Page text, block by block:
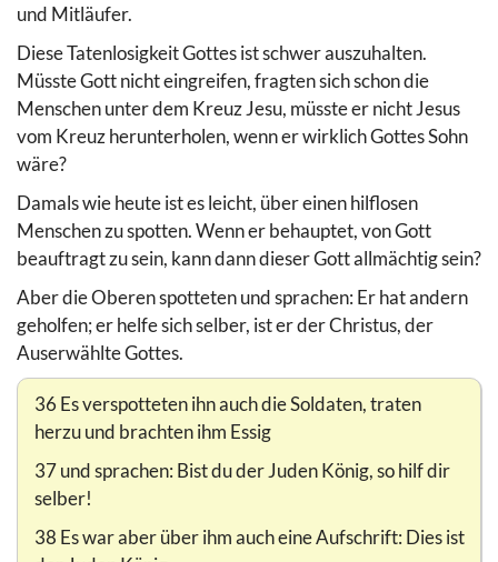
und Mitläufer.
Diese Tatenlosigkeit Gottes ist schwer auszuhalten.
Müsste Gott nicht eingreifen, fragten sich schon die
Menschen unter dem Kreuz Jesu, müsste er nicht Jesus
vom Kreuz herunterholen, wenn er wirklich Gottes Sohn
wäre?
Damals wie heute ist es leicht, über einen hilflosen
Menschen zu spotten. Wenn er behauptet, von Gott
beauftragt zu sein, kann dann dieser Gott allmächtig sein?
Aber die Oberen spotteten und sprachen: Er hat andern
geholfen; er helfe sich selber, ist er der Christus, der
Auserwählte Gottes.
36 Es verspotteten ihn auch die Soldaten, traten
herzu und brachten ihm Essig
37 und sprachen: Bist du der Juden König, so hilf dir
selber!
38 Es war aber über ihm auch eine Aufschrift: Dies ist